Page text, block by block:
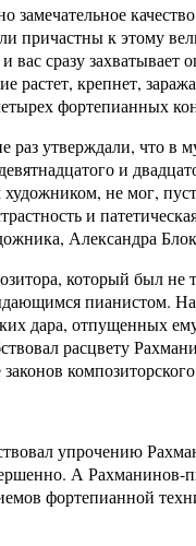
причастны к этому
и вас сразу
растет, крепнет,
фортепианных
утверждали, что в
и
не мог,
и
Александра
который был не
пианистом.
дара, отпущенных
расцвету
композиторского
упрочению
А
фортепианной